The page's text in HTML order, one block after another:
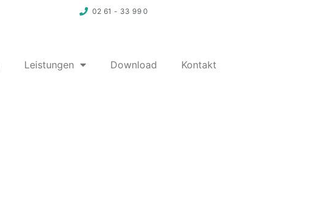
02 61 - 33 99 0
Leistungen Download Kontakt